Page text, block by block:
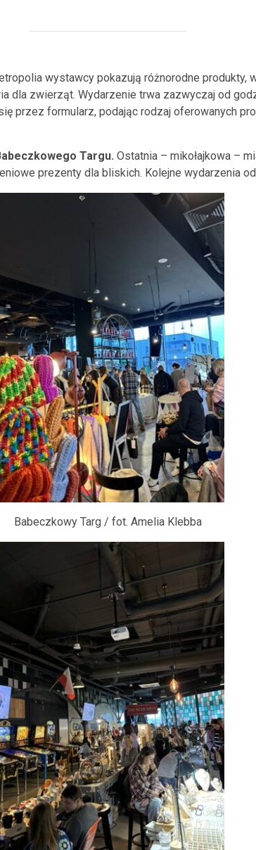
wystawcy pokazują różnorodne produkty,
dla zwierząt. Wydarzenie trwa zazwyczaj od
przez formularz, podając rodzaj oferowanych
Targu. Ostatnia – mikołajkowa –
prezenty dla bliskich. Kolejne wydarzenia
Babeczkowy Targ / fot. Amelia Klebba